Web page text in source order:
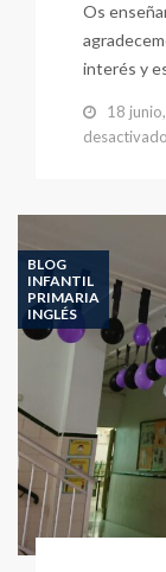
Os
interés y
18
BLOG
INFANTIL
PRIMARIA
INGLÉS